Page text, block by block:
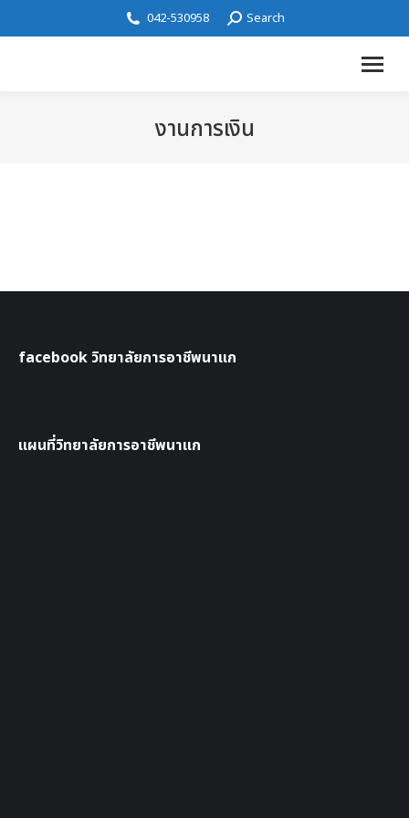
042-530958 Search
งานการเงิน
facebook วิทยาลัยการอาชีพนาแก
แผนที่วิทยาลัยการอาชีพนาแก